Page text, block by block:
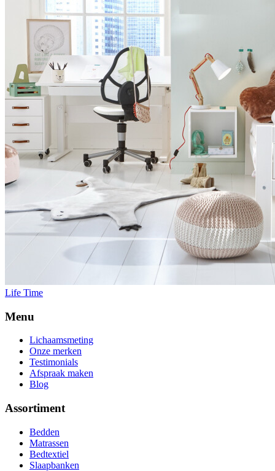
Life Time
Menu
Lichaamsmeting
Onze merken
Testimonials
Afspraak maken
Blog
Assortiment
Bedden
Matrassen
Bedtextiel
Slaapbanken